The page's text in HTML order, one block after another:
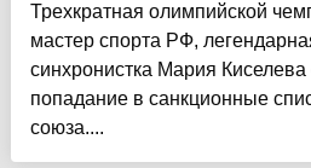
Трехкратная олимпийской
мастер спорта РФ,
синхронистка Мария Киселева
попадание в санкционные
союза....